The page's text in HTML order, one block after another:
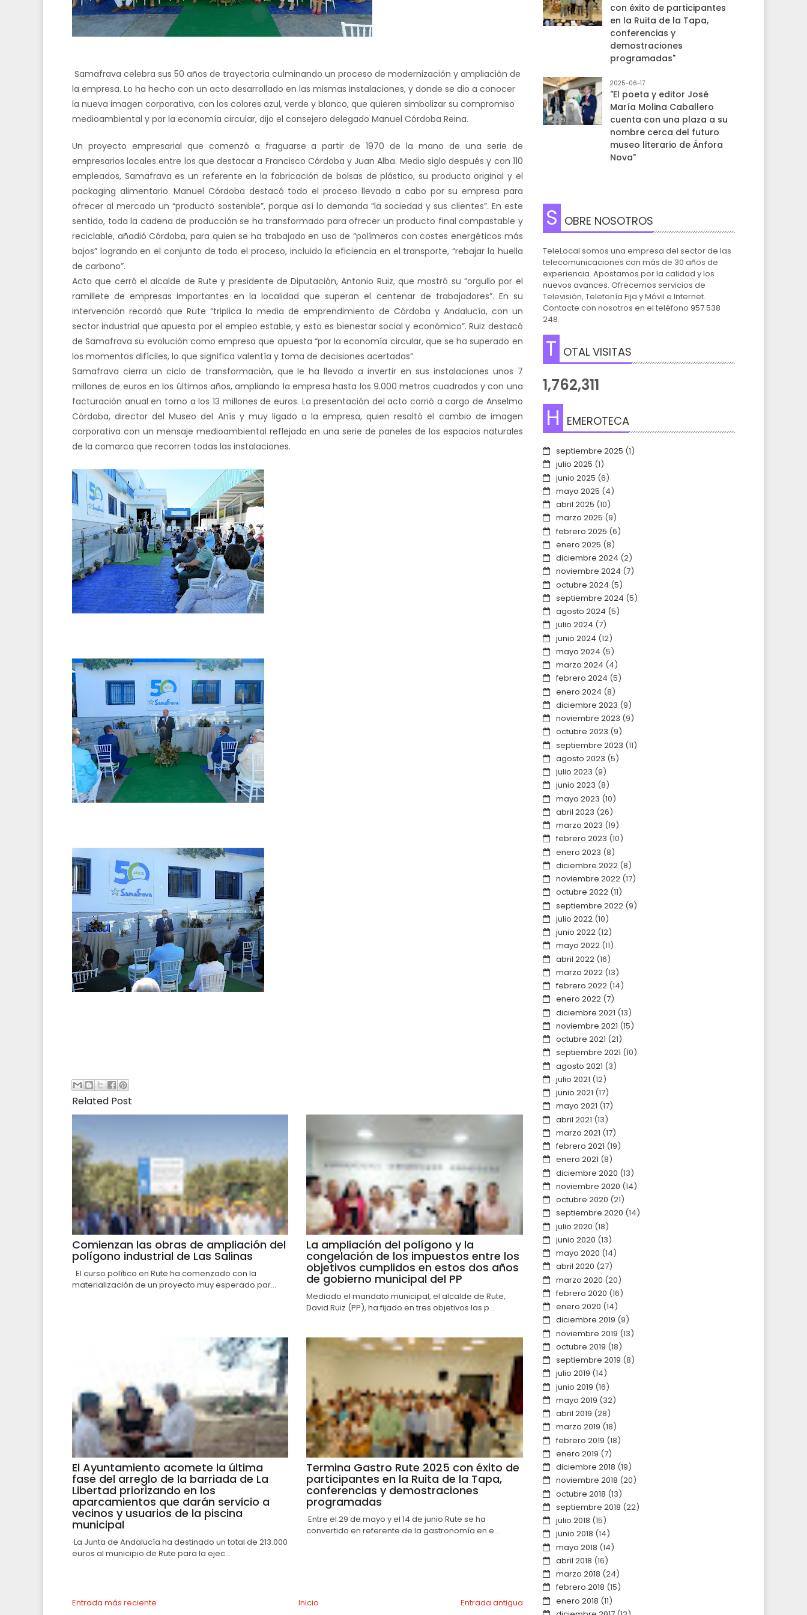
Samafrava celebra sus 50 años de trayectoria culminando un proceso de modernización y ampliación de
la empresa. Lo ha hecho con un acto desarrollado en las mismas instalaciones, y donde se dio a conocer
la nueva imagen corporativa, con los colores azul, verde y blanco, que quieren simbolizar su compromiso
medioambiental y por la economía circular, dijo el consejero delegado Manuel Córdoba Reina.
Un proyecto empresarial que comenzó a fraguarse a partir de 1970 de la mano de una serie de
empresarios locales entre los que destacar a Francisco Córdoba y Juan Alba. Medio siglo después y con 110
empleados, Samafrava es un referente en la fabricación de bolsas de plástico, su producto original y el
packaging alimentario. Manuel Córdoba destacó todo el proceso llevado a cabo por su empresa para
ofrecer al mercado un “producto sostenible”, porque así lo demanda “la sociedad y sus clientes”. En este
sentido, toda la cadena de producción se ha transformado para ofrecer un producto final compastable y
reciclable, añadió Córdoba, para quien se ha trabajado en uso de “polímeros con costes energéticos más
bajos” logrando en el conjunto de todo el proceso, incluido la eficiencia en el transporte, “rebajar la huella
de carbono”.
Acto que cerró el alcalde de Rute y presidente de Diputación, Antonio Ruiz, que mostró su “orgullo por el
ramillete de empresas importantes en la localidad que superan el centenar de trabajadores”. En su
intervención recordó que Rute “triplica la media de emprendimiento de Córdoba y Andalucía, con un
sector industrial que apuesta por el empleo estable, y esto es bienestar social y económico”. Ruiz destacó
de Samafrava su evolución como empresa que apuesta “por la economía circular, que se ha superado en
los momentos difíciles, lo que significa valentía y toma de decisiones acertadas”.
Samafrava cierra un ciclo de transformación, que le ha llevado a invertir en sus instalaciones unos 7
millones de euros en los últimos años, ampliando la empresa hasta los 9.000 metros cuadrados y con una
facturación anual en torno a los 13 millones de euros. La presentación del acto corrió a cargo de Anselmo
Córdoba, director del Museo del Anís y muy ligado a la empresa, quien resaltó el cambio de imagen
corporativa con un mensaje medioambiental reflejado en una serie de paneles de los espacios naturales
de la comarca que recorren todas las instalaciones.
Related Post
Comienzan las obras de ampliación del
polígono industrial de Las Salinas
El curso político en Rute ha comenzado con la
materialización de un proyecto muy esperado par...
La ampliación del polígono y la
congelación de los impuestos entre los
objetivos cumplidos en estos dos años
de gobierno municipal del PP
Mediado el mandato municipal, el alcalde de Rute,
David Ruiz (PP), ha fijado en tres objetivos las p...
El Ayuntamiento acomete la última
fase del arreglo de la barriada de La
Libertad priorizando en los
aparcamientos que darán servicio a
vecinos y usuarios de la piscina
municipal
La Junta de Andalucía ha destinado un total de 213.000
euros al municipio de Rute para la ejec...
Termina Gastro Rute 2025 con éxito de
participantes en la Ruita de la Tapa,
conferencias y demostraciones
programadas
Entre el 29 de mayo y el 14 de junio Rute se ha
convertido en referente de la gastronomía en e...
Entrada más reciente Entrada antigua
Inicio
con éxito de participantes
en la Ruita de la Tapa,
conferencias y
demostraciones
programadas"
2025-06-17
"El poeta y editor José
María Molina Caballero
cuenta con una plaza a su
nombre cerca del futuro
museo literario de Ánfora
Nova"
S OBRE NOSOTROS
TeleLocal somos una empresa del sector de las
telecomunicaciones con más de 30 años de
experiencia. Apostamos por la calidad y los
nuevos avances. Ofrecemos servicios de
Televisión, Telefonía Fija y Móvil e Internet.
Contacte con nosotros en el teléfono 957 538
248.
T OTAL VISITAS
1,762,311
H EMEROTECA
septiembre 2025 (1)
julio 2025 (1)
junio 2025 (6)
mayo 2025 (4)
abril 2025 (10)
marzo 2025 (9)
febrero 2025 (6)
enero 2025 (8)
diciembre 2024 (2)
noviembre 2024 (7)
octubre 2024 (5)
septiembre 2024 (5)
agosto 2024 (5)
julio 2024 (7)
junio 2024 (12)
mayo 2024 (5)
marzo 2024 (4)
febrero 2024 (5)
enero 2024 (8)
diciembre 2023 (9)
noviembre 2023 (9)
octubre 2023 (9)
septiembre 2023 (11)
agosto 2023 (5)
julio 2023 (9)
junio 2023 (8)
mayo 2023 (10)
abril 2023 (26)
marzo 2023 (19)
febrero 2023 (10)
enero 2023 (8)
diciembre 2022(8)
noviembre 2022(17)
octubre 2022(11)
septiembre 2022(9)
julio 2022(10)
junio 2022(12)
mayo 2022(11)
abril 2022(16)
marzo 2022(13)
febrero 2022(14)
enero 2022(7)
diciembre 2021 (13)
noviembre 2021 (15)
octubre 2021 (21)
septiembre 2021 (10)
agosto 2021 (3)
julio 2021 (12)
junio 2021 (17)
mayo 2021 (17)
abril 2021 (13)
marzo 2021 (17)
febrero 2021 (19)
enero 2021 (8)
diciembre 2020 (13)
noviembre 2020 (14)
octubre 2020 (21)
septiembre 2020 (14)
julio 2020 (18)
junio 2020 (13)
mayo 2020 (14)
abril 2020 (27)
marzo 2020 (20)
febrero 2020 (16)
enero 2020 (14)
diciembre 2019 (9)
noviembre 2019 (13)
octubre 2019 (18)
septiembre 2019 (8)
julio 2019 (14)
junio 2019 (16)
mayo 2019 (32)
abril 2019 (28)
marzo 2019 (18)
febrero 2019 (18)
enero 2019 (7)
diciembre 2018 (19)
noviembre 2018 (20)
octubre 2018 (13)
septiembre 2018 (22)
julio 2018 (15)
junio 2018 (14)
mayo 2018 (14)
abril 2018 (16)
marzo 2018 (24)
febrero 2018 (15)
enero 2018 (11)